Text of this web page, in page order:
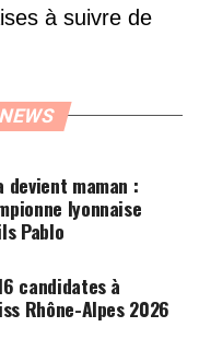
à suivre de
devient maman :
lyonnaise
Pablo
candidates à
Rhône-Alpes 2026